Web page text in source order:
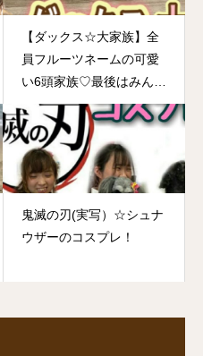
【ダックス☆大家族】全
員フルーツネームの可愛
い6頭家族♡最後はみんな
寝ちゃって。。。癒し効
果最大の動画です！！
鬼滅の刃(実写）☆シュナ
ウザーのコスプレ！